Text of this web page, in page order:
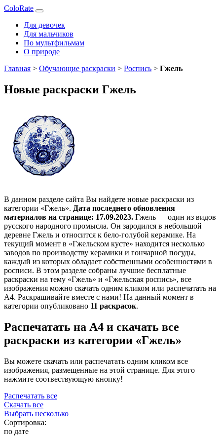
ColoRate
Для девочек
Для мальчиков
По мультфильмам
О природе
Главная > Обучающие раскраски > Роспись > Гжель
Новые раскраски Гжель
В данном разделе сайта Вы найдете новые раскраски из
категории «Гжель». Дата последнего обновления
материалов на странице: 17.09.2023. Гжель — один из видов
русского народного промысла. Он зародился в небольшой
деревне Гжель и относится к бело-голубой керамике. На
текущий момент в «Гжельском кусте» находится несколько
заводов по производству керамики и гончарной посуды,
каждый из которых обладает собственными особенностями в
росписи. В этом разделе собраны лучшие бесплатные
раскраски на тему «Гжель» и «Гжельская роспись», все
изображения можно скачать одним кликом или распечатать на
А4. Раскрашивайте вместе с нами! На данный момент в
категории опубликовано 11 раскрасок.
Распечатать на А4 и скачать все
раскраски из категории «Гжель»
Вы можете скачать или распечатать одним кликом все
изображения, размещенные на этой странице. Для этого
нажмите соотвествующую кнопку!
Распечатать все
Скачать все
Выбрать несколько
Сортировка:
по дате